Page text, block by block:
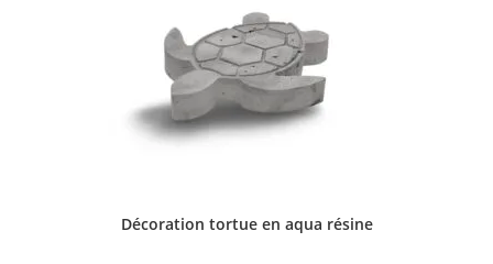
Décoration tortue en aqua résine